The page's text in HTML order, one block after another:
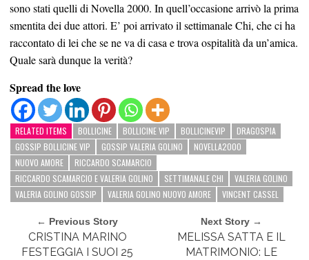
sono stati quelli di Novella 2000. In quell’occasione arrivò la prima
smentita dei due attori. E’ poi arrivato il settimanale Chi, che ci ha
raccontato di lei che se ne va di casa e trova ospitalità da un’amica.
Quale sarà dunque la verità?
Spread the love
RELATED ITEMS BOLLICINE BOLLICINE VIP BOLLICINEVIP
DRAGOSPIA
GOSSIP BOLLICINE VIP
GOSSIP VALERIA GOLINO
NOVELLA2000
NUOVO AMORE
RICCARDO SCAMARCIO
RICCARDO SCAMARCIO E VALERIA GOLINO
SETTIMANALE CHI
VALERIA GOLINO
VALERIA GOLINO GOSSIP
VALERIA GOLINO NUOVO AMORE VINCENT CASSEL
← Previous Story
CRISTINA MARINO
FESTEGGIA I SUOI 25
Next Story →
MELISSA SATTA E IL
MATRIMONIO: LE